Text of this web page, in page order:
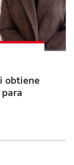
obtiene